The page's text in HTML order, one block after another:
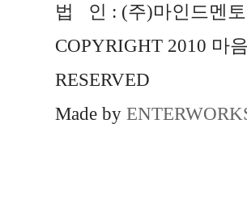
법 인 : (주)마인드멘토
COPYRIGHT 2010 마
RESERVED
Made by